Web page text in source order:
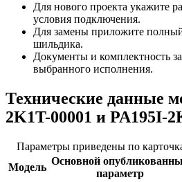
Для нового проекта укажите
условия подключения.
Для замены приложите
шильдика.
Документы и комплектность
выбранного исполнения.
Технические данные
2K1T-00001 и PA195I-
Параметры приведены по
Модель
Основной
параметр